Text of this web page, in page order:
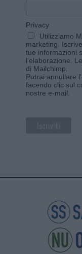
Privacy
Utilizziamo
marketing.
tue informazioni
l'elaborazione.
di Mailchimp
Potrai annullare
facendo clic sul
nostre e-mail.